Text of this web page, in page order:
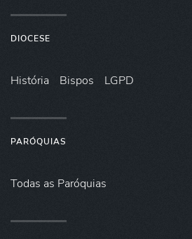
DIOCESE
História Bispos LGPD
PARÓQUIAS
Todas as Paróquias